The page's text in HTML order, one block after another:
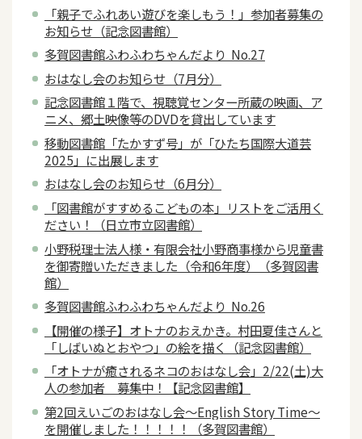
「親子でふれあい遊びを楽しもう！」参加者募集の
お知らせ（記念図書館）
多賀図書館ふわふわちゃんだより No.27
おはなし会のお知らせ（7月分）
記念図書館１階で、視聴覚センター所蔵の映画、ア
ニメ、郷土映像等のDVDを貸出しています
移動図書館「たかすず号」が「ひたち国際大道芸
2025」に出展します
おはなし会のお知らせ（6月分）
「図書館がすすめるこどもの本」リストをご活用く
ださい！（日立市立図書館）
小野税理士法人様・有限会社小野商事様から児童書
を御寄贈いただきました（令和6年度）（多賀図書
館）
多賀図書館ふわふわちゃんだより No.26
【開催の様子】オトナのおえかき。村田夏佳さんと
「しばいぬとおやつ」の絵を描く（記念図書館）
「オトナが癒されるネコのおはなし会」2/22(土)大
人の参加者 募集中！【記念図書館】
第2回えいごのおはなし会～English Story Time～
を開催しました！！！！！（多賀図書館）